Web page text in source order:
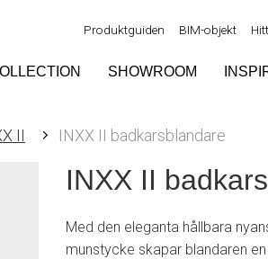
Produktguiden BIM-objekt
SHOWROOM
II INXX II badkarsblandare
INXX II
Med den eleganta hållbara
munstycke skapar blandaren